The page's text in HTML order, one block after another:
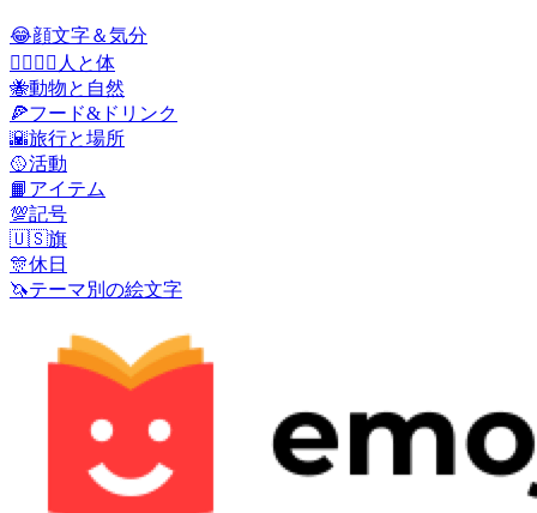
😂顔文字＆気分
👩‍❤️‍💋‍👨 人と体
🐝動物と自然
🍕フード&ドリンク
🌇旅行と場所
🥎活動
📙 アイテム
💯記号
🇺🇸旗
🎊休日
🦄テーマ別の絵文字